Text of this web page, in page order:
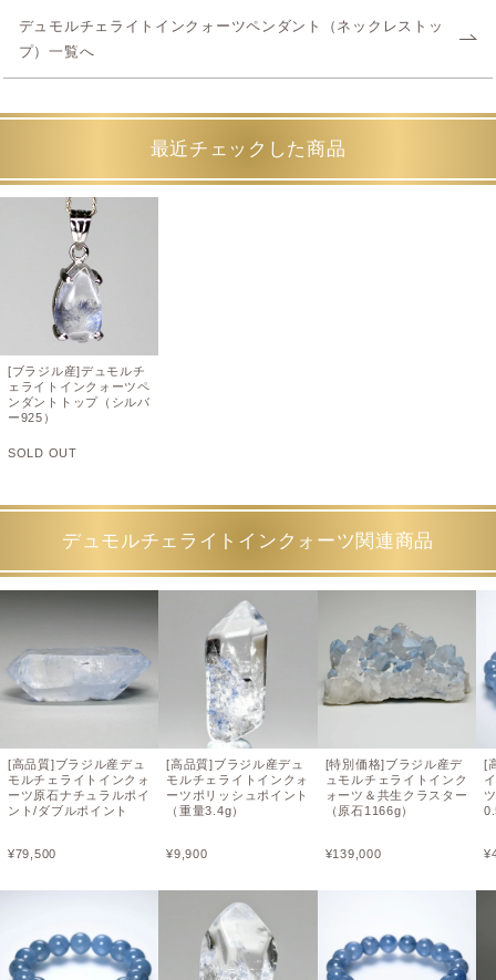
デュモルチェライトインクォーツペンダント（ネックレストッ
プ）一覧へ
最近チェックした商品
[ブラジル産]デュモルチ
ェライトインクォーツペ
ンダントトップ（シルバ
ー925）
SOLD OUT
デュモルチェライトインクォーツ関連商品
[高品質]ブラジル産デュ
モルチェライトインクォ
ーツ原石ナチュラルポイ
ント/ダブルポイント
¥79,500
[高品質]ブラジル産デュ
モルチェライトインクォ
ーツポリッシュポイント
（重量3.4g）
¥9,900
[特別価格]ブラジル産デ
ュモルチェライトインク
ォーツ＆共生クラスター
（原石1166g）
¥139,000
[
¥